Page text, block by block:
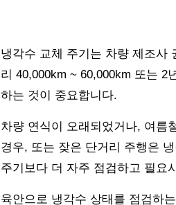
냉각수 교체 주기는 차량 제조사
리 40,000km ~ 60,000km 또는 2
하는 것이 중요합니다.
차량 연식이 오래되었거나, 여름
경우, 또는 잦은 단거리 주행은
주기보다 더 자주 점검하고 필요
육안으로 냉각수 상태를 점검하